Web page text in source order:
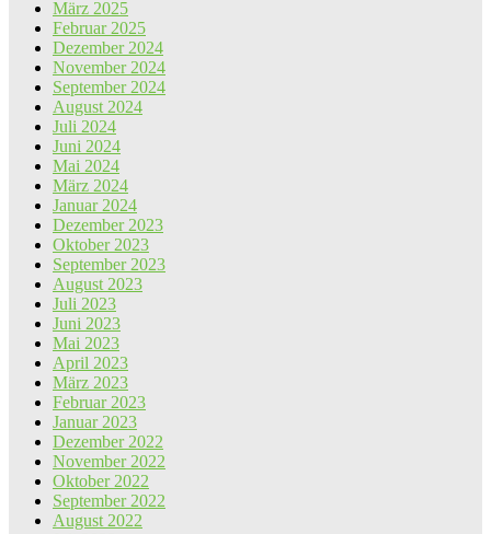
März 2025
Februar 2025
Dezember 2024
November 2024
September 2024
August 2024
Juli 2024
Juni 2024
Mai 2024
März 2024
Januar 2024
Dezember 2023
Oktober 2023
September 2023
August 2023
Juli 2023
Juni 2023
Mai 2023
April 2023
März 2023
Februar 2023
Januar 2023
Dezember 2022
November 2022
Oktober 2022
September 2022
August 2022